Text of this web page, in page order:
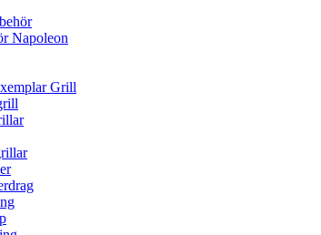
Napoleon
Grill